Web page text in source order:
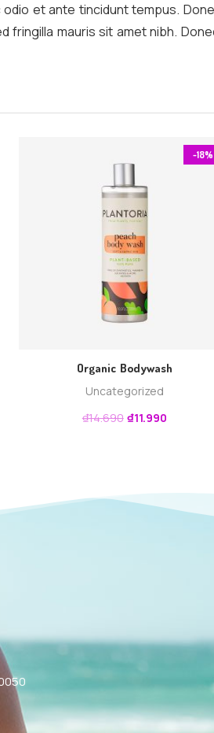
et ante tincidunt tempus.
fringilla mauris sit amet nibh.
-18%
Organic Bodywash
Uncategorized
₫14.690 ₫11.990